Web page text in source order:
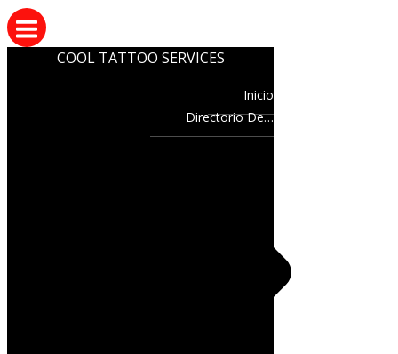
COOL TATTOO SERVICES
Inicio
Directorio De…